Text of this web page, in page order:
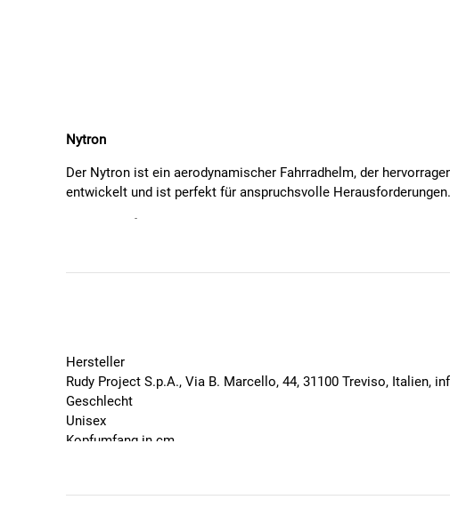
Nytron
Der Nytron ist ein aerodynamischer Fahrradhelm, der
entwickelt und ist perfekt für anspruchsvolle
Gewicht:250 g
Einstellbares Haltesystem (Adjustable Retention System)
Pro Divider für optimale Riemenführung
Fastex-Systemverschluss (Schnellverschluss)
Austauschbare Freepad-Polsterung für mehr Komfort
Hersteller
Rudy Project S.p.A., Via B. Marcello, 44, 31100 Treviso, Italien,
Geschlecht
Unisex
Kopfumfang in cm
Rudy Project